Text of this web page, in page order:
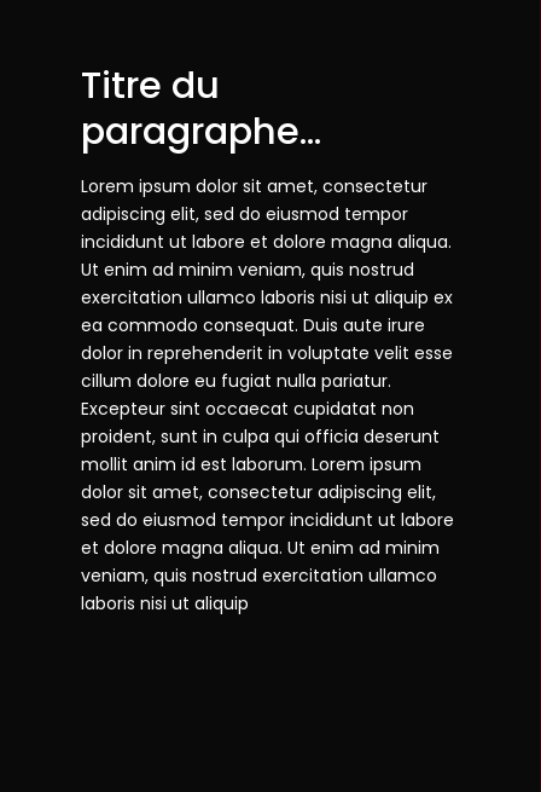
Titre du
paragraphe…
Lorem ipsum dolor sit amet, consectetur
adipiscing elit, sed do eiusmod tempor
incididunt ut labore et dolore magna aliqua.
Ut enim ad minim veniam, quis nostrud
exercitation ullamco laboris nisi ut aliquip ex
ea commodo consequat. Duis aute irure
dolor in reprehenderit in voluptate velit esse
cillum dolore eu fugiat nulla pariatur.
Excepteur sint occaecat cupidatat non
proident, sunt in culpa qui officia deserunt
mollit anim id est laborum. Lorem ipsum
dolor sit amet, consectetur adipiscing elit,
sed do eiusmod tempor incididunt ut labore
et dolore magna aliqua. Ut enim ad minim
veniam, quis nostrud exercitation ullamco
laboris nisi ut aliquip